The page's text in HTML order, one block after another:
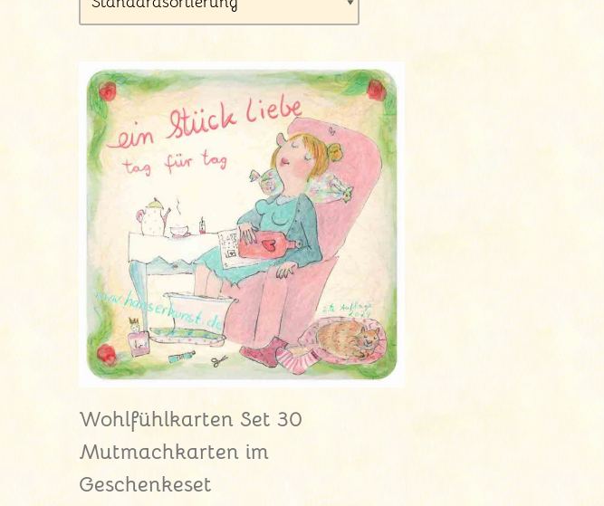
Wohlfühlkarten Set 30
Mutmachkarten im
Geschenkeset